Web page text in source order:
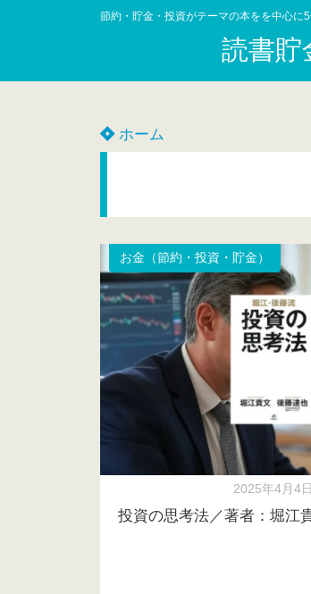
節約・貯金・投資がテーマの本をを中心に
読書貯
ホーム
お金（節約・投資・貯金）
2025年4月4日
投資の思考法／著者：堀江